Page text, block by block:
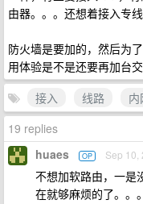
由器。。。还想着接入专
防火墙是要加的，然后为
用体验是不是还要再加台
接入
线路 内
19 replies
huaes OP Sep 10,
不想加软路由，一是
在就够麻烦的了。。。